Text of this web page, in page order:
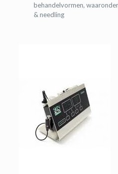
behandelvormen,
& needling